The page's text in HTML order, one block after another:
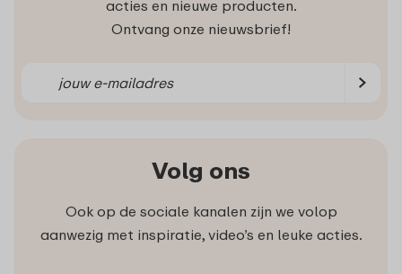
acties en nieuwe producten.
Ontvang onze nieuwsbrief!
Volg ons
Ook op de sociale kanalen zijn we volop
aanwezig met inspiratie, video’s en leuke acties.